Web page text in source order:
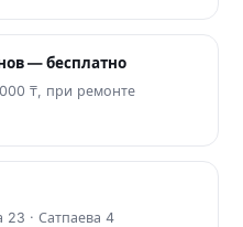
— бесплатно
₸, при ремонте
23 · Сатпаева 4